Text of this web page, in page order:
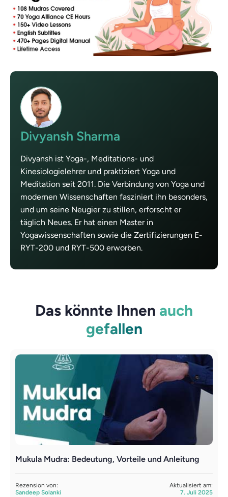
Divyansh Sharma
Divyansh ist Yoga-, Meditations- und
Kinesiologielehrer und praktiziert Yoga und
Meditation seit 2011. Die Verbindung von Yoga und
modernen Wissenschaften fasziniert ihn besonders,
und um seine Neugier zu stillen, erforscht er
täglich Neues. Er hat einen Master in
Yogawissenschaften sowie die Zertifizierungen E-
RYT-200 und RYT-500 erworben.
Das könnte Ihnen auch
gefallen
Mukula Mudra: Bedeutung, Vorteile und Anleitung
Rezension von:
Sandeep Solanki
Aktualisiert am:
7. Juli 2025